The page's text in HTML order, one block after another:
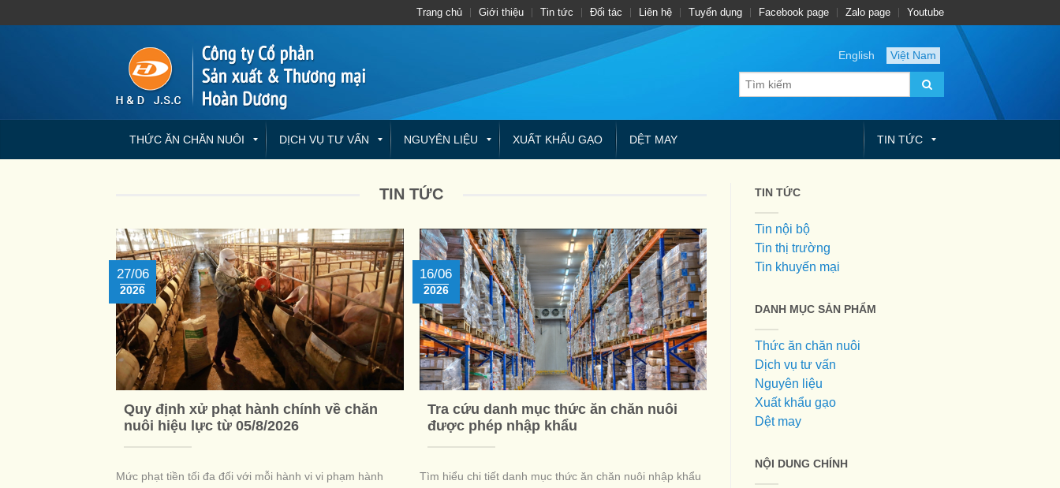
Trang chủ Giới thiệu Tin tức Đối tác Liên hệ Tuyển dụng Facebook page Zalo page Youtube
English Việt Nam
THỨC ĂN CHĂN NUÔI DỊCH VỤ TƯ VẤN NGUYÊN LIỆU XUẤT KHẨU GẠO DỆT MAY TIN TỨC
TIN TỨC
Quy định xử phạt hành chính về chăn
nuôi hiệu lực từ 05/8/2026
27/06
2026
Mức phạt tiền tối đa đối với mỗi hành vi vi phạm hành
Tra cứu danh mục thức ăn chăn nuôi
được phép nhập khẩu
16/06
2026
Tìm hiểu chi tiết danh mục thức ăn chăn nuôi nhập khẩu
TIN TỨC
Tin nội bộ
Tin thị trường
Tin khuyến mại
DANH MỤC SẢN PHẨM
Thức ăn chăn nuôi
Dịch vụ tư vấn
Nguyên liệu
Xuất khẩu gạo
Dệt may
NỘI DUNG CHÍNH